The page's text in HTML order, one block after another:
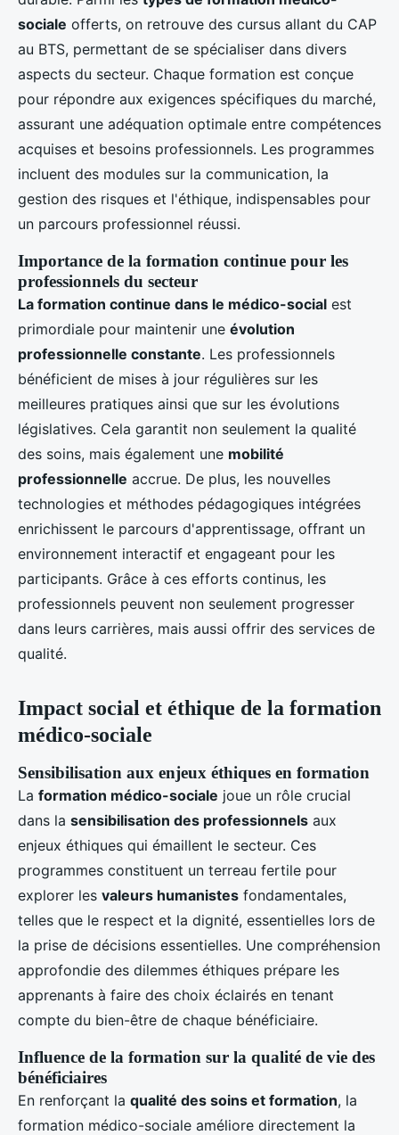
sociale offerts, on retrouve des cursus allant du CAP
au BTS, permettant de se spécialiser dans divers
aspects du secteur. Chaque formation est conçue
pour répondre aux exigences spécifiques du marché,
assurant une adéquation optimale entre compétences
acquises et besoins professionnels. Les programmes
incluent des modules sur la communication, la
gestion des risques et l'éthique, indispensables pour
un parcours professionnel réussi.
Importance de la formation continue pour les
professionnels du secteur
La formation continue dans le médico-social est
primordiale pour maintenir une évolution
professionnelle constante. Les professionnels
bénéficient de mises à jour régulières sur les
meilleures pratiques ainsi que sur les évolutions
législatives. Cela garantit non seulement la qualité
des soins, mais également une mobilité
professionnelle accrue. De plus, les nouvelles
technologies et méthodes pédagogiques intégrées
enrichissent le parcours d'apprentissage, offrant un
environnement interactif et engageant pour les
participants. Grâce à ces efforts continus, les
professionnels peuvent non seulement progresser
dans leurs carrières, mais aussi offrir des services de
qualité.
Impact social et éthique de la formation
médico-sociale
Sensibilisation aux enjeux éthiques en formation
La formation médico-sociale joue un rôle crucial
dans la sensibilisation des professionnels aux
enjeux éthiques qui émaillent le secteur. Ces
programmes constituent un terreau fertile pour
explorer les valeurs humanistes fondamentales,
telles que le respect et la dignité, essentielles lors de
la prise de décisions essentielles. Une compréhension
approfondie des dilemmes éthiques prépare les
apprenants à faire des choix éclairés en tenant
compte du bien-être de chaque bénéficiaire.
Influence de la formation sur la qualité de vie des
bénéficiaires
En renforçant la qualité des soins et formation, la
formation médico-sociale améliore directement la